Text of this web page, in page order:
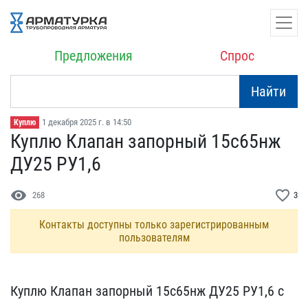
Предложения Спрос
Найти
Куплю 1 декабря 2025 г. в 14:50
Куплю Клапан запорный 15​с65нж
ДУ25 РУ1,6
visibility 268 favorite_border 3
Контакты доступны только зарегистрированным
пользователям
Куплю Клапан запорный 15​с65нж ДУ25 РУ1,6 с